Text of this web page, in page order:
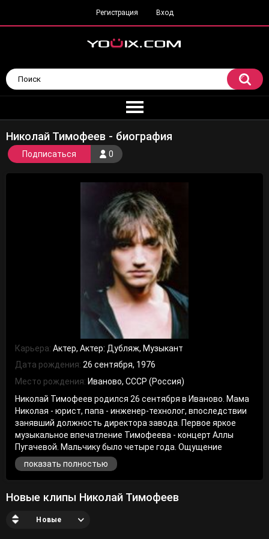
Регистрация Вход
Николай Тимофеев - биография
0
Подписаться
Карьера:Актер, Актер: Дубляж, Музыкант
Дата рождения:26 сентября, 1976
Место рождения: Иваново, СССР (Россия)
показать полностью
Николай Тимофеев родился 26 сентября в Иваново. Мама
Николая - юрист, папа - инженер-технолог, впоследствии
занявший должность директора завода. Первое яркое
музыкальное впечатление Тимофеева - концерт Аллы
Пугачевой. Мальчику было четыре года. Ощущение
радости и чего-то невероятно интересно и яркого после
посещения концерта осталось в его воображении на
долгие годы. Он оказался настолько влюблен в музыку,
что вместе с друзьями начал организовывать первые
ритмы, мне нравилось и слушать, и петь" - признается
Новые клипы Николай Тимофеев
Новые